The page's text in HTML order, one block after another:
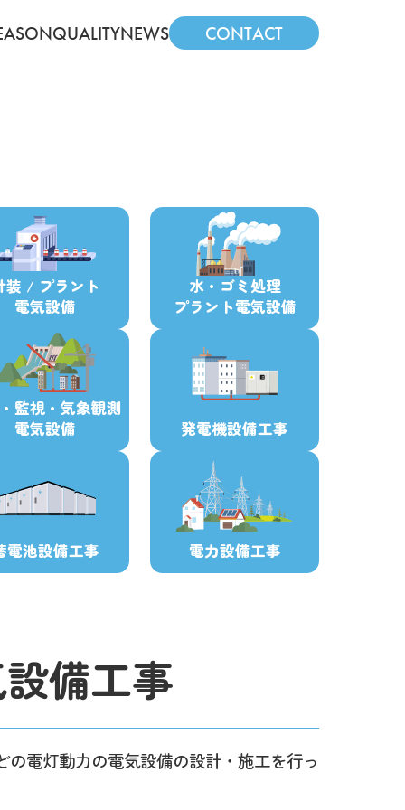
QUALITYNEWS CONTACT
装 / プラント
電気設備
水・ゴミ処理
プラント電気設備
監視・気象観測
電気設備
発電機設備工事
電池設備工事 電力設備工事
備工事
電灯動力の電気設備の設計・施工を行っ